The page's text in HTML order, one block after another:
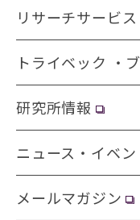
リサーチサービス
トライベック ・
研究所情報
ニュース・イベン
メールマガジン